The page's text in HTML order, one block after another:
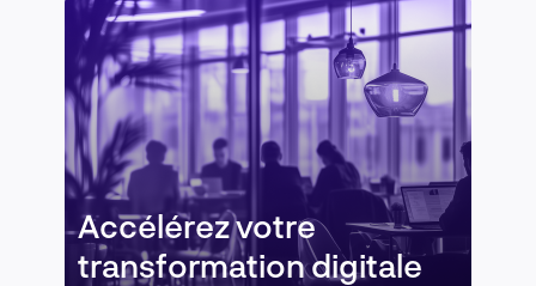
Accélérez votre
transformation digitale